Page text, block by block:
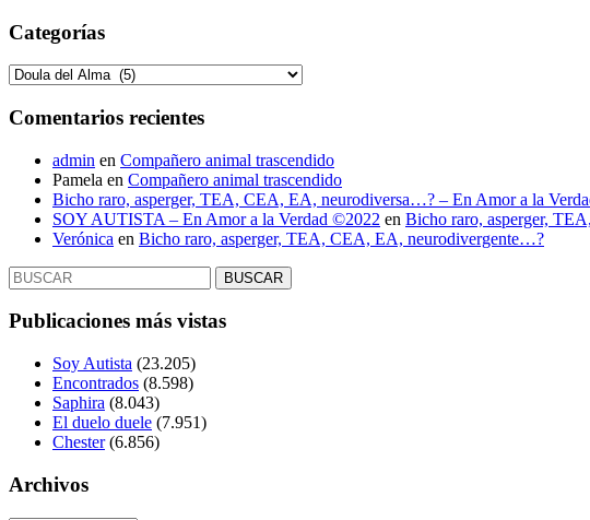
Categorías
Categorías
Comentarios recientes
admin en Compañero animal trascendido
Pamela en Compañero animal trascendido
Bicho raro, asperger, TEA, CEA, EA, neurodiversa…? – En Amor a la
SOY AUTISTA – En Amor a la Verdad ©2022 en Bicho raro, asperger,
Verónica en Bicho raro, asperger, TEA, CEA, EA, neurodivergente…?
Buscar:
Publicaciones más vistas
Soy Autista (23.205)
Encontrados (8.598)
Saphira (8.043)
El duelo duele (7.951)
Chester (6.856)
Archivos